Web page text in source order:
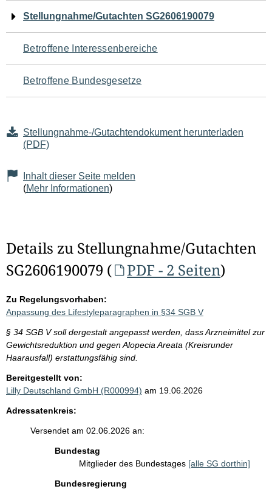
Navigation
für
den
Seiteninhalt
Stellungnahme/Gutachten SG2606190079
Betroffene Interessenbereiche
Betroffene Bundesgesetze
Stellungnahme-/Gutachtendokument herunterladen
(PDF)
Inhalt dieser Seite melden
(Mehr Informationen)
Details zu Stellungnahme/Gutachten
SG2606190079 (
PDF - 2 Seiten)
Zu Regelungsvorhaben:
Anpassung des Lifestyleparagraphen in §34 SGB V
§ 34 SGB V soll dergestalt angepasst werden, dass Arzneimittel zur
Gewichtsreduktion und gegen Alopecia Areata (Kreisrunder
Haarausfall) erstattungsfähig sind.
Bereitgestellt von:
Lilly Deutschland GmbH (R000994) am 19.06.2026
Adressatenkreis:
Versendet am 02.06.2026 an:
Bundestag
Mitglieder des Bundestages [alle SG dorthin]
Bundesregierung